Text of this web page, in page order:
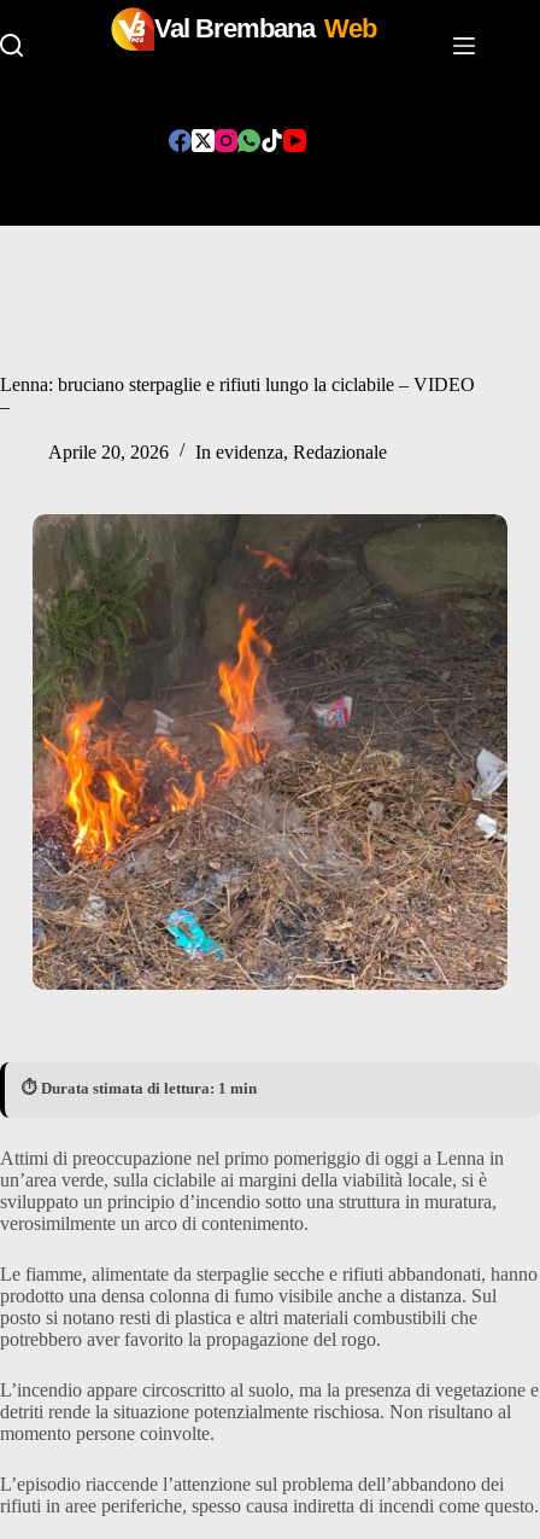
Val Brembana Web
Lenna: bruciano sterpaglie e rifiuti lungo la ciclabile – VIDEO
–
Aprile 20, 2026 In evidenza, Redazionale
⏱️ Durata stimata di lettura: 1 min
Attimi di preoccupazione nel primo pomeriggio di oggi a Lenna in
un’area verde, sulla ciclabile ai margini della viabilità locale, si è
sviluppato un principio d’incendio sotto una struttura in muratura,
verosimilmente un arco di contenimento.
Le fiamme, alimentate da sterpaglie secche e rifiuti abbandonati, hanno
prodotto una densa colonna di fumo visibile anche a distanza. Sul
posto si notano resti di plastica e altri materiali combustibili che
potrebbero aver favorito la propagazione del rogo.
L’incendio appare circoscritto al suolo, ma la presenza di vegetazione e
detriti rende la situazione potenzialmente rischiosa. Non risultano al
momento persone coinvolte.
L’episodio riaccende l’attenzione sul problema dell’abbandono dei
rifiuti in aree periferiche, spesso causa indiretta di incendi come questo.